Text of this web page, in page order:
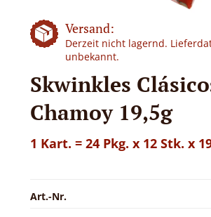
Versand:
Derzeit nicht lagernd.
unbekannt.
Skwinkles
Chamoy 19,5g
1 Kart. = 24 Pkg. x 12 Stk. x
Art.-Nr.